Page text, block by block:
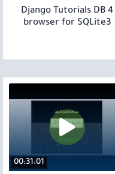
4 Django Tutorials DB
browser for SQLite3
00:31:01